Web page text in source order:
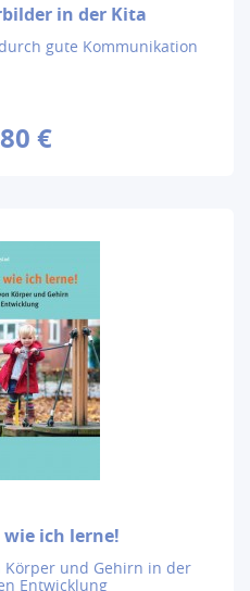
in der Kita
gute Kommunikation
€
ich lerne!
Körper und Gehirn in der
Entwicklung